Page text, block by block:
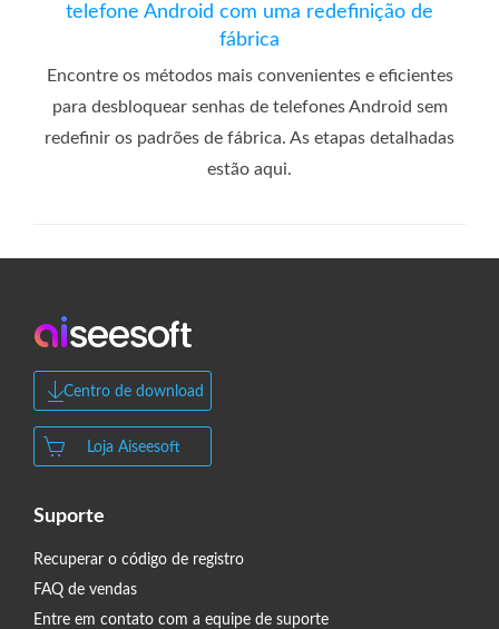
telefone Android com uma redefinição de
fábrica
Encontre os métodos mais convenientes e eficientes
para desbloquear senhas de telefones Android sem
redefinir os padrões de fábrica. As etapas detalhadas
estão aqui.
Centro de download
Loja Aiseesoft
Suporte
Recuperar o código de registro
FAQ de vendas
Entre em contato com a equipe de suporte